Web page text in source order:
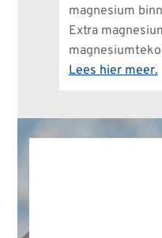
magnesium
Extra
Lees hier meer.